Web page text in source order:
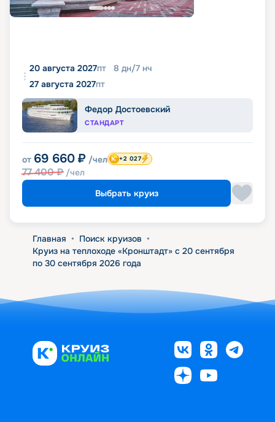
20 августа 2027пт 8 дн/7 нч
27 августа 2027пт
Федор Достоевский
СТАНДАРТ
от 69 660 ₽ /чел
77 400₽ /чел
+2 027
Выбрать круиз
Главная • Поиск круизов •
Круиз на теплоходе «Кронштадт» с 20 сентября
по 30 сентября 2026 года